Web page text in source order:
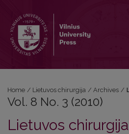
Home / Lietuvos chirurgija / Archives /
Vol. 8 No. 3 (2010)
Lietuvos chirurgija